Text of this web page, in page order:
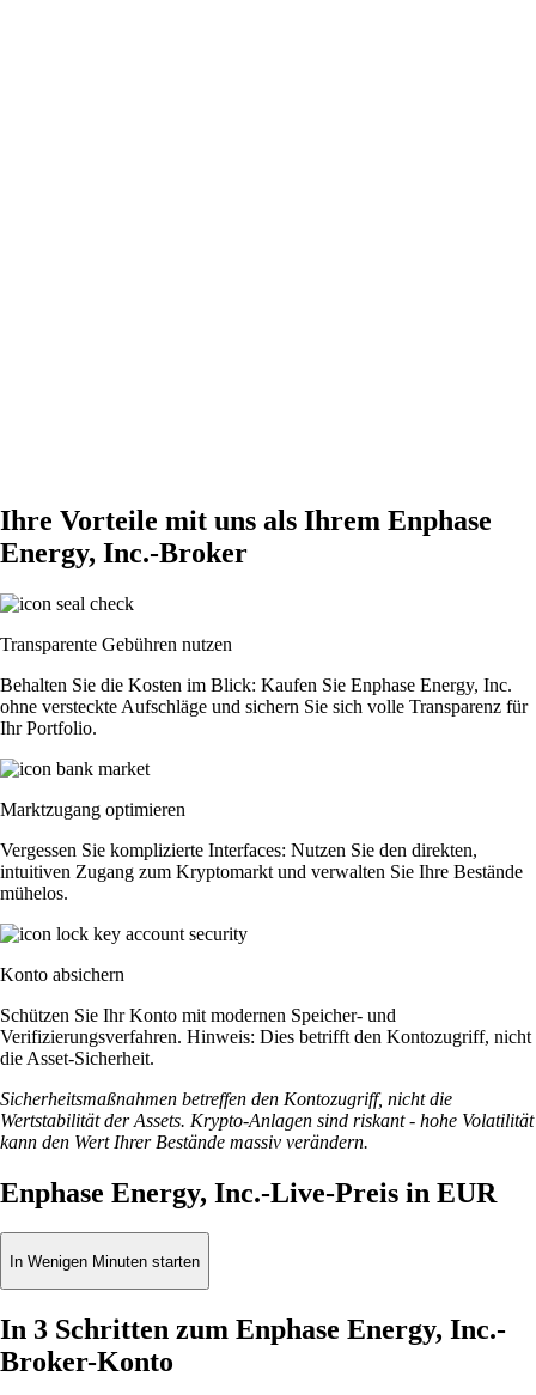
Ihre Vorteile mit uns als Ihrem Enphase
Energy, Inc.-Broker
Transparente Gebühren nutzen
Behalten Sie die Kosten im Blick: Kaufen Sie Enphase Energy, Inc.
ohne versteckte Aufschläge und sichern Sie sich volle Transparenz für
Ihr Portfolio.
Marktzugang optimieren
Vergessen Sie komplizierte Interfaces: Nutzen Sie den direkten,
intuitiven Zugang zum Kryptomarkt und verwalten Sie Ihre Bestände
mühelos.
Konto absichern
Schützen Sie Ihr Konto mit modernen Speicher- und
Verifizierungsverfahren. Hinweis: Dies betrifft den Kontozugriff, nicht
die Asset-Sicherheit.
Sicherheitsmaßnahmen betreffen den Kontozugriff, nicht die
Wertstabilität der Assets. Krypto-Anlagen sind riskant - hohe Volatilität
kann den Wert Ihrer Bestände massiv verändern.
Enphase Energy, Inc.-Live-Preis in EUR
In Wenigen Minuten starten
In 3 Schritten zum Enphase Energy, Inc.-
Broker-Konto